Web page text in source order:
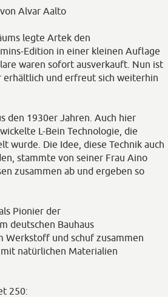
Alvar Aalto
legte Artek den
Edition in einer kleinen Auflage
waren sofort ausverkauft. Nun ist
erhältlich und erfreut sich weiterhin
den 1930er Jahren. Auch hier
L-Bein Technologie, die
wurde. Die Idee, diese Technik auch
stammte von seiner Frau Aino
zusammen ab und ergeben so
Pionier der
deutschen Bauhaus
und schuf zusammen
natürlichen Materialien
250: